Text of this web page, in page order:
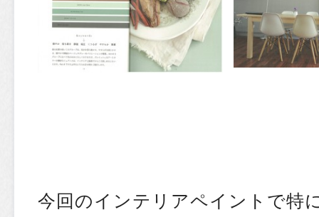
今回のインテリアペイントで特